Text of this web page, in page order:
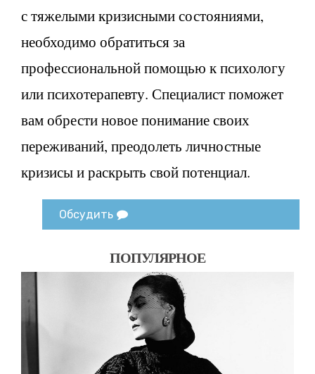
с тяжелыми кризисными состояниями,
необходимо обратиться за
профессиональной помощью к психологу
или психотерапевту. Специалист поможет
вам обрести новое понимание своих
переживаний, преодолеть личностные
кризисы и раскрыть свой потенциал.
Обсудить
ПОПУЛЯРНОЕ